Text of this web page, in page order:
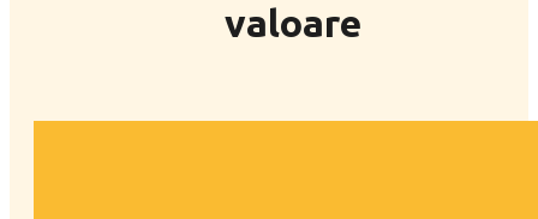
valoare